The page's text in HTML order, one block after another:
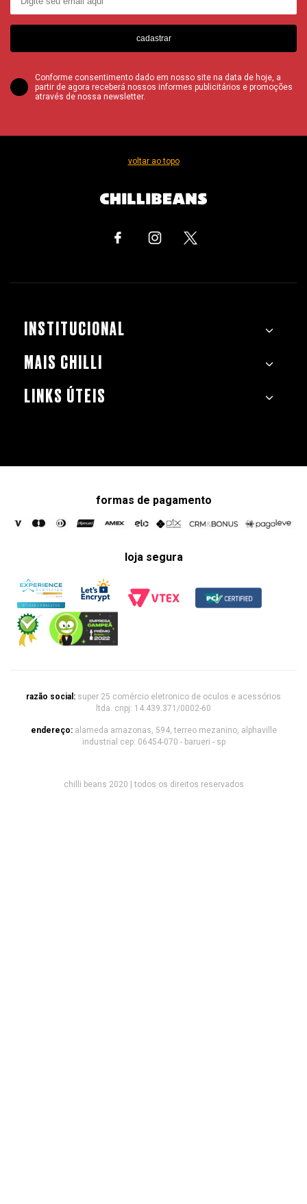
cadastrar
Conforme consentimento dado em nosso site na data de hoje, a
partir de agora receberá nossos informes publicitários e promoções
através de nossa newsletter.
voltar ao topo
INSTITUCIONAL
MAIS CHILLI
LINKS ÚTEIS
formas de pagamento
loja segura
razão social: super 25 comércio eletronico de oculos e acessórios
ltda. cnpj: 14.439.371/0002-60
endereço: alameda amazonas, 594, terreo mezanino, alphaville
industrial cep: 06454-070 - barueri - sp
chilli beans 2020 | todos os direitos reservados